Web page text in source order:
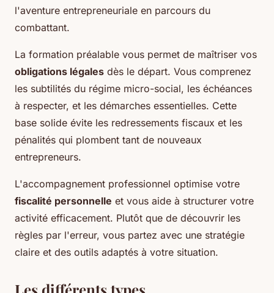
l'aventure entrepreneuriale en parcours du
combattant.
La formation préalable vous permet de maîtriser vos
obligations légales dès le départ. Vous comprenez
les subtilités du régime micro-social, les échéances
à respecter, et les démarches essentielles. Cette
base solide évite les redressements fiscaux et les
pénalités qui plombent tant de nouveaux
entrepreneurs.
L'accompagnement professionnel optimise votre
fiscalité personnelle et vous aide à structurer votre
activité efficacement. Plutôt que de découvrir les
règles par l'erreur, vous partez avec une stratégie
claire et des outils adaptés à votre situation.